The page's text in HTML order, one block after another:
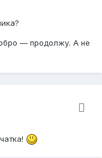
— продолжу. А не